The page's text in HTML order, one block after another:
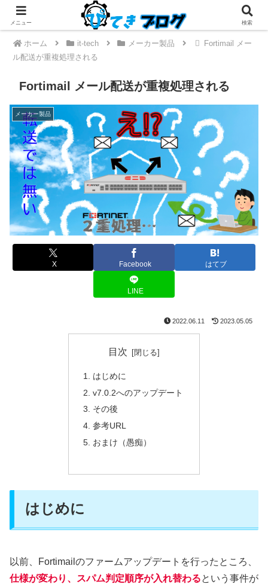
ホーム it-tech メーカー製品
Fortimail メー
ル配送が重複処理される
Fortimail メール配送が重複処理される
メーカー製品
X Facebook はてブ
LINE
2022.06.11 2023.05.05
目次
はじめに
v7.0.2へのアップデート
その後
参考URL
おまけ（愚痴）
はじめに
以前、Fortimailのファームアップデートを行ったところ、
仕様が変わり、スパム判定順序が入れ替わるという事件が
メニュー 検索